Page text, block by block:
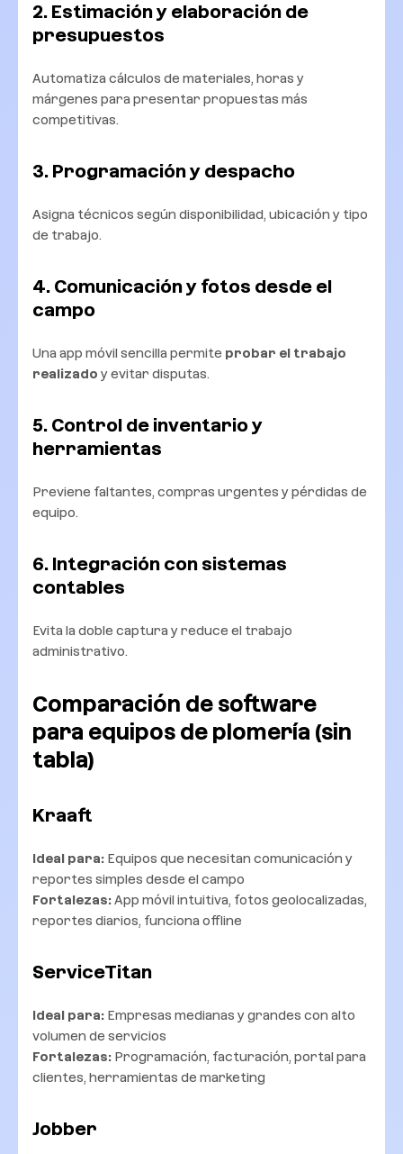
2. Estimación y elaboración de
presupuestos
Automatiza cálculos de materiales, horas y
márgenes para presentar propuestas más
competitivas.
3. Programación y despacho
Asigna técnicos según disponibilidad, ubicación y tipo
de trabajo.
4. Comunicación y fotos desde el
campo
Una app móvil sencilla permite probar el trabajo
realizado y evitar disputas.
5. Control de inventario y
herramientas
Previene faltantes, compras urgentes y pérdidas de
equipo.
6. Integración con sistemas
contables
Evita la doble captura y reduce el trabajo
administrativo.
Comparación de software
para equipos de plomería (sin
tabla)
Kraaft
Ideal para: Equipos que necesitan comunicación y
reportes simples desde el campo
Fortalezas:App móvil intuitiva, fotos geolocalizadas,
reportes diarios, funciona offline
ServiceTitan
Ideal para: Empresas medianas y grandes con alto
volumen de servicios
Fortalezas: Programación, facturación, portal para
clientes, herramientas de marketing
Jobber